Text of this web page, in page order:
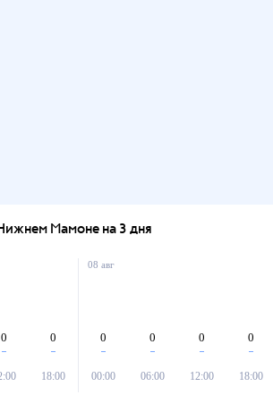
Мамоне на 3 дня
0 0
18:00
08 авг
0
00:00
0
06:00
0
12:00
0
18:00